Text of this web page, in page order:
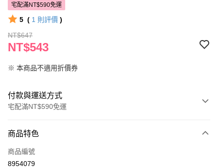
宅配滿NT$590免運
5 ( 1 則評價 )
NT$647
NT$543
※ 本商品不適用折價券
付款與運送方式
宅配滿NT$590免運
POYA支付
信用卡一次付款
商品特色
商品編號
8954079